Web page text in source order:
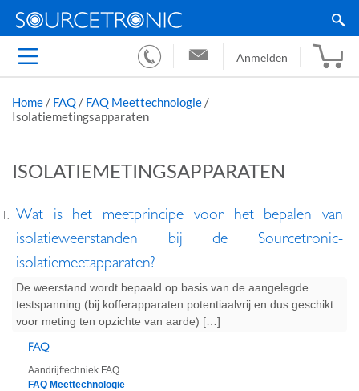
Anmelden
Home / FAQ / FAQ Meettechnologie /
Isolatiemetingsapparaten
ISOLATIEMETINGSAPPARATEN
Wat is het meetprincipe voor het bepalen van
isolatieweerstanden bij de Sourcetronic-
isolatiemeetapparaten?
De weerstand wordt bepaald op basis van de aangelegde
testspanning (bij kofferapparaten potentiaalvrij en dus geschikt
voor meting ten opzichte van aarde) […]
FAQ
Aandrijftechniek FAQ
FAQ Meettechnologie